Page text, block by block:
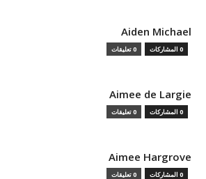
Aiden Michael
0 المشاركات 0 تعليقات
Aimee de Largie
0 المشاركات 0 تعليقات
Aimee Hargrove
0 المشاركات 0 تعليقات